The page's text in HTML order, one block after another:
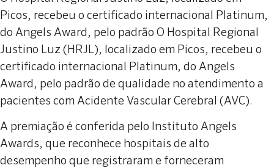
Picos, recebeu o certificado internacional Platinum,
do Angels Award, pelo padrão O Hospital Regional
Justino Luz (HRJL), localizado em Picos, recebeu o
certificado internacional Platinum, do Angels
Award, pelo padrão de qualidade no atendimento a
pacientes com Acidente Vascular Cerebral (AVC).
A premiação é conferida pelo Instituto Angels
Awards, que reconhece hospitais de alto
desempenho que registraram e forneceram